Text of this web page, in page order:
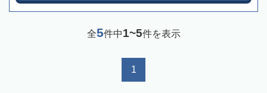
全5件中1~5件を表示
1